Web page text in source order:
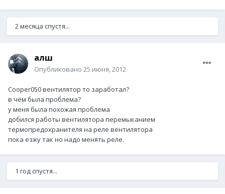
2 месяца спустя...
алш
Опубликовано 25 июня, 2012
Cooper050 вентилятор то заработал?
в чём была проблема?
у меня была похожая проблема
добился работы вентилятора перемыканием
термопредохранителя на реле вентилятора
пока езжу так но надо менять реле.
1 год спустя...